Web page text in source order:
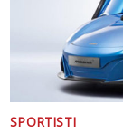
SPORTISTI